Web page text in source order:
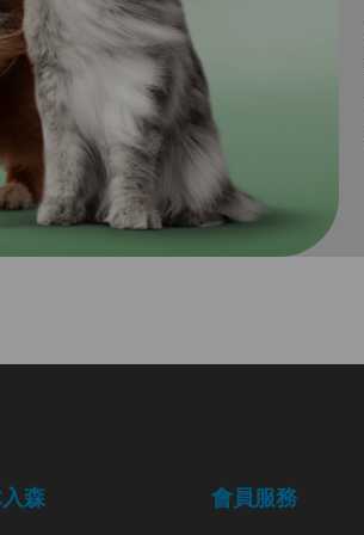
森 會員服務